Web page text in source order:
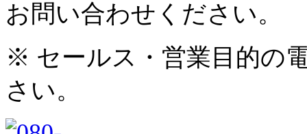
お問い合わせください。
※ セールス・営業目的の
さい。